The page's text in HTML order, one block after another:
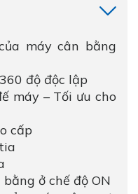
máy cân bằng
độ độc lập
máy – Tối ưu cho
cấp
ở chế độ ON